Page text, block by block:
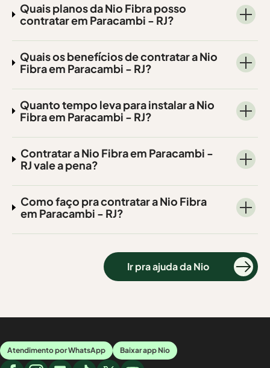
Quais planos da Nio Fibra posso
contratar em Paracambi - RJ?
Quais os benefícios de contratar a Nio
Fibra em Paracambi - RJ?
Quanto tempo leva para instalar a Nio
Fibra em Paracambi - RJ?
Contratar a Nio Fibra em Paracambi -
RJ vale a pena?
Como faço pra contratar a Nio Fibra
em Paracambi - RJ?
Ir pra ajuda da Nio
Atendimento por WhatsApp Baixar app Nio